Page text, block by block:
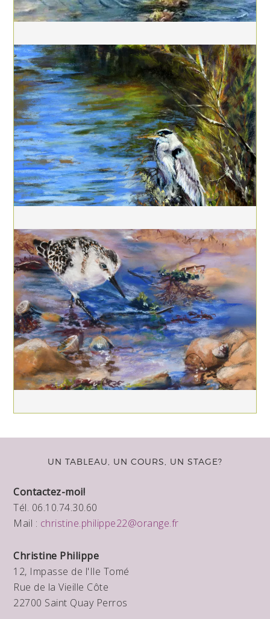
UN TABLEAU, UN COURS, UN STAGE?
Contactez-moi!
Tél. 06.10.74.30.60
Mail : christine.philippe22@orange.fr
Christine Philippe
12, Impasse de l'Ile Tomé
Rue de la Vieille Côte
22700 Saint Quay Perros